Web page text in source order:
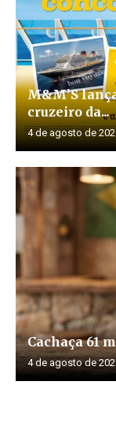
M&M’S
cruzeiro da...
4 de agosto de
Cachaça 61
4 de agosto de